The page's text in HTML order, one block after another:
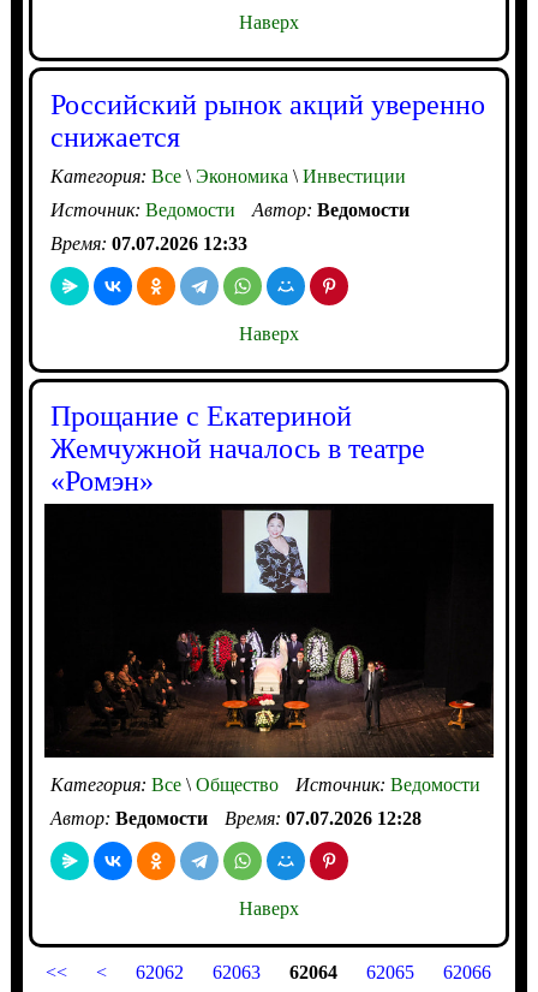
Наверх
Российский рынок акций уверенно
снижается
Категория: Все\Экономика\Инвестиции
Источник: Ведомости Автор: Ведомости
Время: 07.07.2026 12:33
Наверх
Прощание с Екатериной
Жемчужной началось в театре
«Ромэн»
Категория: Все\Общество Источник: Ведомости
Автор: Ведомости Время: 07.07.2026 12:28
Наверх
<< < 62062 62063 62064 62065 62066